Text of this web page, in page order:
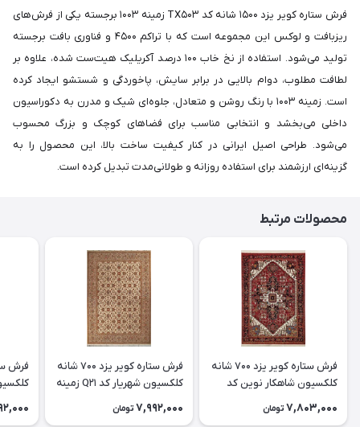
فرش ستاره کویر یزد ۱۵۰۰ شانه کد TX503 زمینه 1003 برجسته یکی از فرش‌های
ریزبافت و لوکس این مجموعه است که با تراکم ۴۵۰۰ و فناوری بافت برجسته
تولید می‌شود. استفاده از نخ خاب ۱۰۰ درصد آکریلیک هیت‌ست شده، علاوه بر
لطافت مطلوب، دوام بالایی در برابر سایش، پاخوردگی و شستشو ایجاد کرده
است. زمینه 1003 با رنگ روشن و متعادل، جلوه‌ای شیک و مدرن به دکوراسیون
داخلی می‌بخشد و انتخابی مناسب برای فضاهای کوچک و بزرگ محسوب
می‌شود. طراحی اصیل ایرانی در کنار کیفیت ساخت بالا، این محصول را به
گزینه‌ای ارزشمند برای استفاده روزانه و طولانی‌مدت تبدیل کرده است.
محصولات مرتبط
فرش ستاره کویر یزد 700 شانه
کلکسیون شاهکار نوین کد
7,803,000 تومان
فرش ستاره کویر یزد 700 شانه
کلکسیون شهریار کد Q21 زمینه
7,992,000 تومان